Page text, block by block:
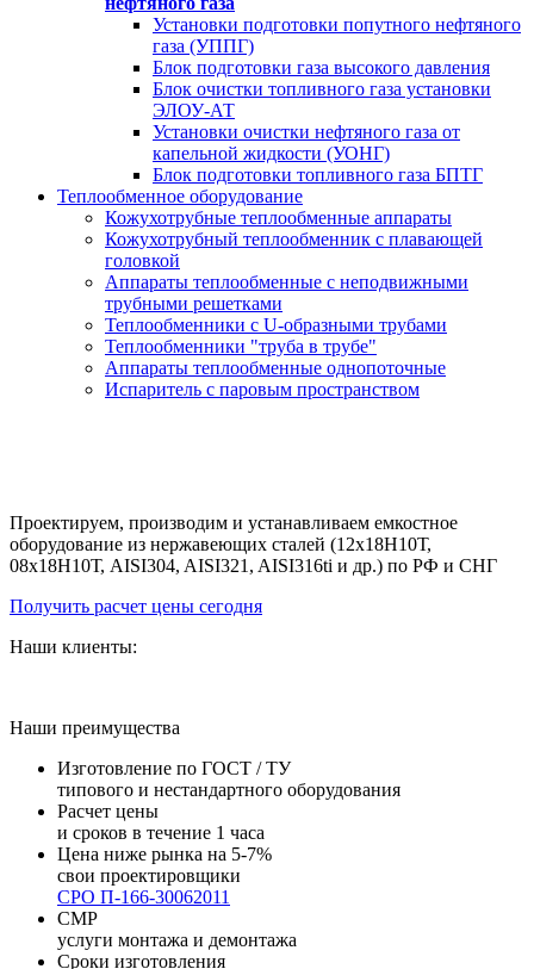
Установки подготовки попутного нефтяного
газа (УППГ)
Блок подготовки газа высокого давления
Блок очистки топливного газа установки
ЭЛОУ-АТ
Установки очистки нефтяного газа от
капельной жидкости (УОНГ)
Блок подготовки топливного газа БПТГ
Теплообменное оборудование
Кожухотрубные теплообменные аппараты
Кожухотрубный теплообменник с плавающей
головкой
Аппараты теплообменные с неподвижными
трубными решетками
Теплообменники с U-образными трубами
Теплообменники "труба в трубе"
Аппараты теплообменные однопоточные
Испаритель с паровым пространством
Проектируем, производим и устанавливаем емкостное
оборудование из нержавеющих сталей (12х18Н10Т,
08х18Н10Т, AISI304, AISI321, AISI316ti и др.) по РФ и СНГ
Получить расчет цены сегодня
Наши клиенты:
Наши преимущества
Изготовление по ГОСТ / ТУ
типового и нестандартного оборудования
Расчет цены
и сроков в течение 1 часа
Цена ниже рынка на 5-7%
свои проектировщики
СРО П-166-30062011
СМР
услуги монтажа и демонтажа
Сроки изготовления